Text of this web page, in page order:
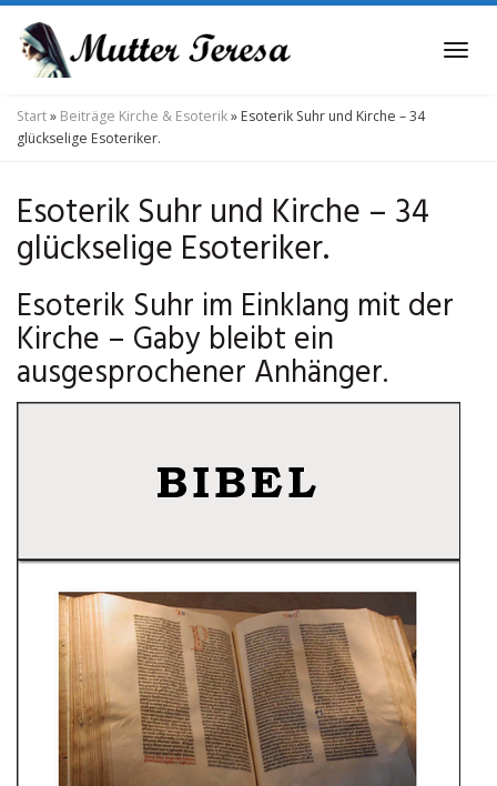
Skip
main
content
Start» Beiträge Kirche & Esoterik» Esoterik Suhr und Kirche – 34
glückselige Esoteriker.
Esoterik Suhr und Kirche – 34
glückselige Esoteriker.
Esoterik Suhr im Einklang mit der
Kirche – Gaby bleibt ein
ausgesprochener Anhänger.